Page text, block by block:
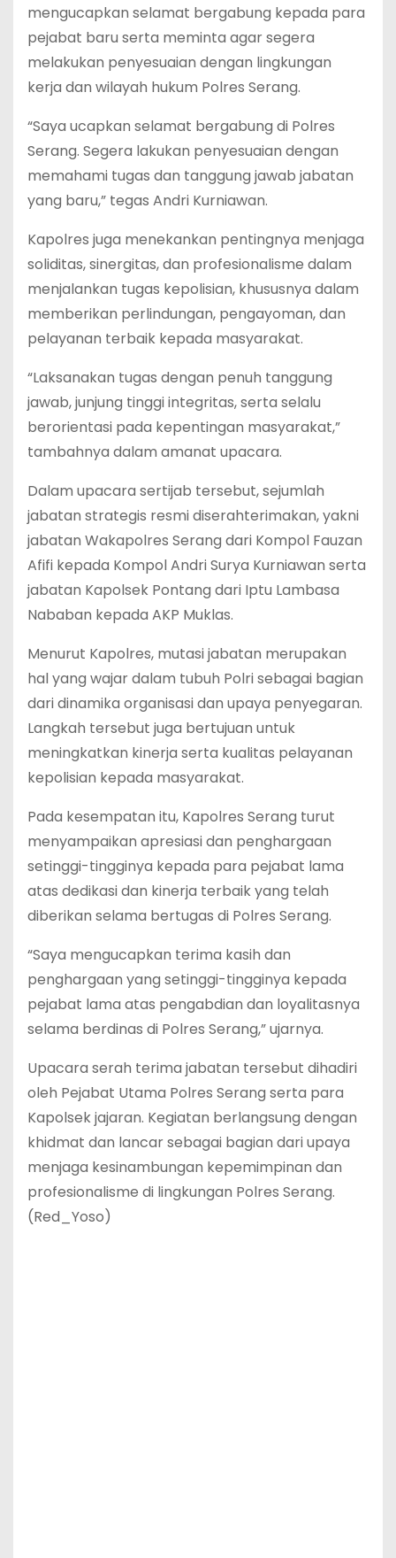
mengucapkan selamat bergabung kepada para
pejabat baru serta meminta agar segera
melakukan penyesuaian dengan lingkungan
kerja dan wilayah hukum Polres Serang.
“Saya ucapkan selamat bergabung di Polres
Serang. Segera lakukan penyesuaian dengan
memahami tugas dan tanggung jawab jabatan
yang baru,” tegas Andri Kurniawan.
Kapolres juga menekankan pentingnya menjaga
soliditas, sinergitas, dan profesionalisme dalam
menjalankan tugas kepolisian, khususnya dalam
memberikan perlindungan, pengayoman, dan
pelayanan terbaik kepada masyarakat.
“Laksanakan tugas dengan penuh tanggung
jawab, junjung tinggi integritas, serta selalu
berorientasi pada kepentingan masyarakat,”
tambahnya dalam amanat upacara.
Dalam upacara sertijab tersebut, sejumlah
jabatan strategis resmi diserahterimakan, yakni
jabatan Wakapolres Serang dari Kompol Fauzan
Afifi kepada Kompol Andri Surya Kurniawan serta
jabatan Kapolsek Pontang dari Iptu Lambasa
Nababan kepada AKP Muklas.
Menurut Kapolres, mutasi jabatan merupakan
hal yang wajar dalam tubuh Polri sebagai bagian
dari dinamika organisasi dan upaya penyegaran.
Langkah tersebut juga bertujuan untuk
meningkatkan kinerja serta kualitas pelayanan
kepolisian kepada masyarakat.
Pada kesempatan itu, Kapolres Serang turut
menyampaikan apresiasi dan penghargaan
setinggi-tingginya kepada para pejabat lama
atas dedikasi dan kinerja terbaik yang telah
diberikan selama bertugas di Polres Serang.
“Saya mengucapkan terima kasih dan
penghargaan yang setinggi-tingginya kepada
pejabat lama atas pengabdian dan loyalitasnya
selama berdinas di Polres Serang,” ujarnya.
Upacara serah terima jabatan tersebut dihadiri
oleh Pejabat Utama Polres Serang serta para
Kapolsek jajaran. Kegiatan berlangsung dengan
khidmat dan lancar sebagai bagian dari upaya
menjaga kesinambungan kepemimpinan dan
profesionalisme di lingkungan Polres Serang.
(Red_Yoso)